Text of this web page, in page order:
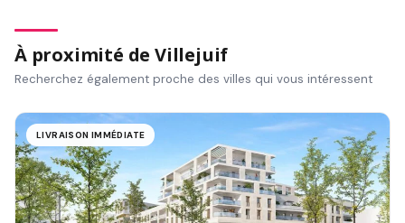
À proximité de Villejuif
Recherchez également proche des villes qui vous intéressent
LIVRAISON IMMÉDIATE